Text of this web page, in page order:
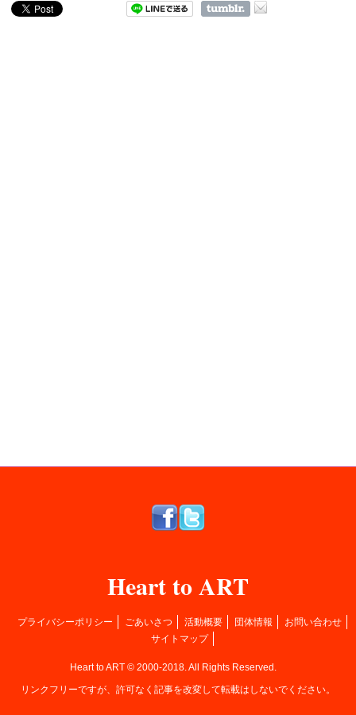
Heart to ART
プライバシーポリシー ごあいさつ 活動概要 団体情報
お問い合わせ
サイトマップ
Heart to ART © 2000-2018. All Rights Reserved.
リンクフリーですが、許可なく記事を改変して転載はしないでください。